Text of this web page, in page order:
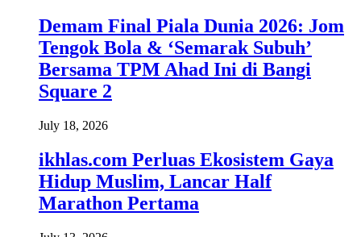
Demam Final Piala Dunia 2026: Jom
Tengok Bola & ‘Semarak Subuh’
Bersama TPM Ahad Ini di Bangi
Square 2
July 18, 2026
ikhlas.com Perluas Ekosistem Gaya
Hidup Muslim, Lancar Half
Marathon Pertama